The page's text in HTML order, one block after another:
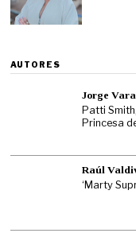
AUTORES
Jorge Vara
Patti
Princesa
Raúl
‘Marty